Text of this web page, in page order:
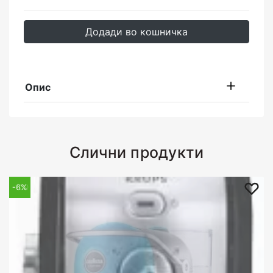
Додади во кошничка
Опис
Слични продукти
-100
-6%